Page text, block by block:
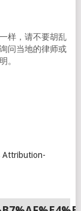
样，请不要胡乱
问当地的律师或
。
Attribution-